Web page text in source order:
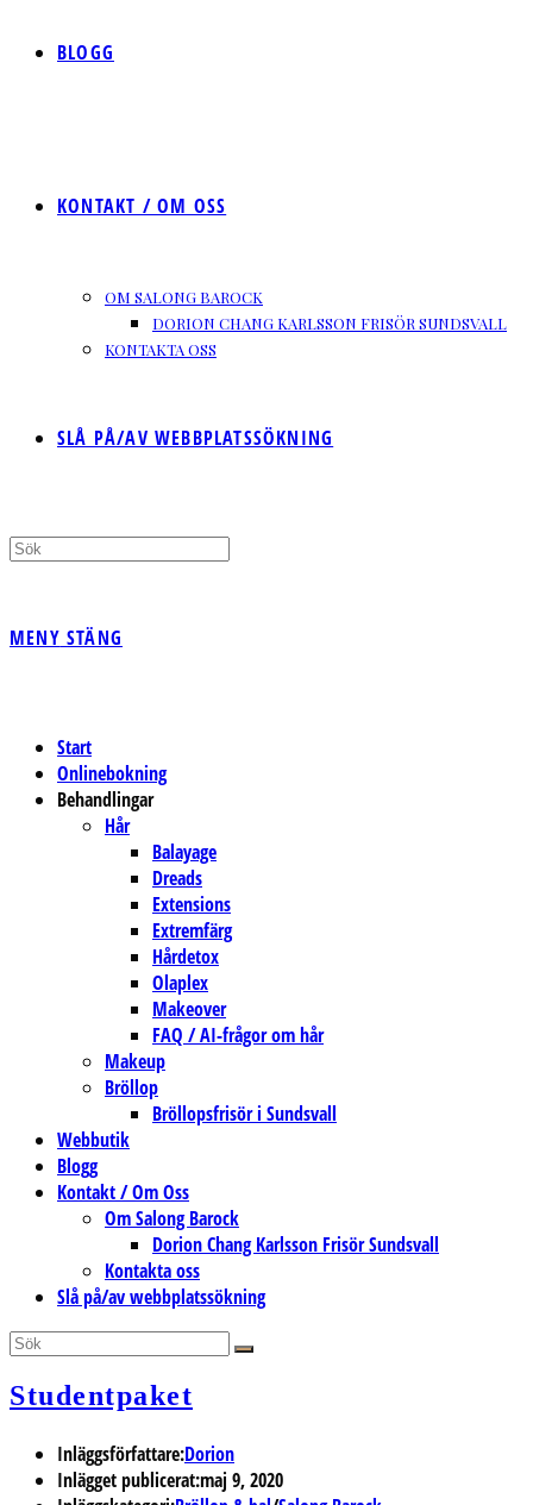
BLOGG
KONTAKT / OM OSS
OM SALONG BAROCK
DORION CHANG KARLSSON FRISÖR SUNDSVALL
KONTAKTA OSS
SLÅ PÅ/AV WEBBPLATSSÖKNING
MENY STÄNG
Start
Onlinebokning
Behandlingar
Hår
Balayage
Dreads
Extensions
Extremfärg
Hårdetox
Olaplex
Makeover
FAQ / AI-frågor om hår
Makeup
Bröllop
Bröllopsfrisör i Sundsvall
Webbutik
Blogg
Kontakt / Om Oss
Om Salong Barock
Dorion Chang Karlsson Frisör Sundsvall
Kontakta oss
Slå på/av webbplatssökning
Studentpaket
Inläggsförfattare:Dorion
Inlägget publicerat:maj 9, 2020